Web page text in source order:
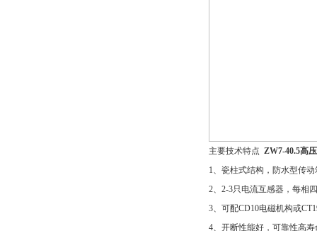
主要技术特点 ZW7-40.5高
1、瓷柱式结构，防水型传
2、2-3只电流互感器，每相
3、可配CD10电磁机构或
4、开断性能好，可靠性高